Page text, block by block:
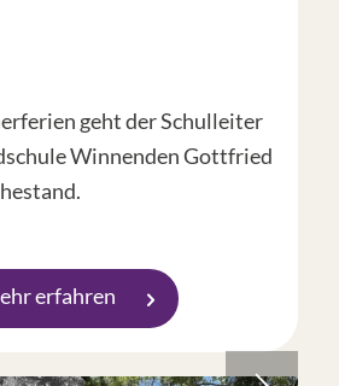
geht der Schulleiter
Winnenden Gottfried
erfahren